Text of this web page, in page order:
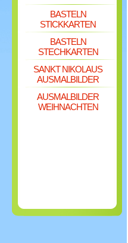
BASTELN
STICKKARTEN
BASTELN
STECHKARTEN
SANKT NIKOLAUS
AUSMALBILDER
AUSMALBILDER
WEIHNACHTEN